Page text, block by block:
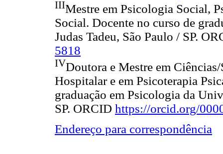
IIIMestre em Psicologia Social,
Social. Docente no curso de
Judas Tadeu, São Paulo / SP.
5818
IVDoutora e Mestre em
Hospitalar e em Psicoterapia
graduação em Psicologia da
SP. ORCID https://orcid.org/
Endereço para correspondência